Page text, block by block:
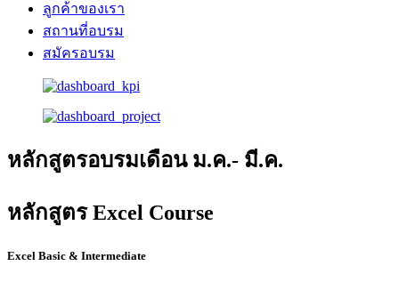
ลูกค้าของเรา
สถานที่อบรม
สมัครอบรม
หลักสูตรอบรมเดือน ม.ค.- มี.ค.
หลักสูตร Excel Course
Excel Basic & Intermediate